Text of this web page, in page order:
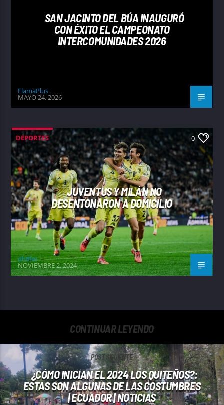
SAN JACINTO DEL BÚA INAUGURÓ
CON ÉXITO EL CAMPEONATO
INTERCOMUNIDADES 2026
FlamaPlus
MAYO 24, 2026
DEPORTES 0
JUVENTUS Y MILÁN NO
DESENTONARON A DOMICILIO
dh8fm
NOVIEMBRE 2, 2024
CONTINUAR LEYENDO
POST SIGUIENTE
¿CÓMO INICIAN EL 2024 LOS QUITEÑOS?:
ESTAS SON ALGUNAS DE LAS COSTUMBRES
| ECUADOR | NOTICIAS